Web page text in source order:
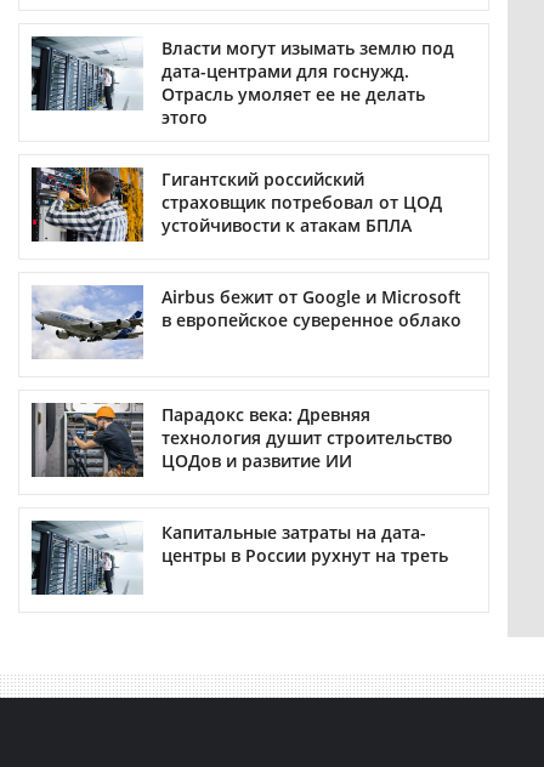
Власти могут изымать землю под
дата-центрами для госнужд.
Отрасль умоляет ее не делать
этого
Гигантский российский
страховщик потребовал от ЦОД
устойчивости к атакам БПЛА
Airbus бежит от Google и Microsoft
в европейское суверенное облако
Парадокс века: Древняя
технология душит строительство
ЦОДов и развитие ИИ
Капитальные затраты на дата-
центры в России рухнут на треть